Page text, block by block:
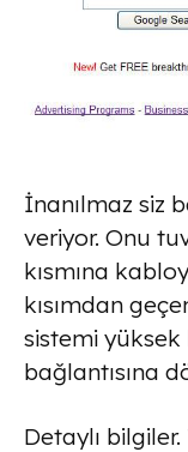
İnanılmaz siz
veriyor. Onu
kısmına
kısımdan
sistemi
bağlantısına
Detaylı